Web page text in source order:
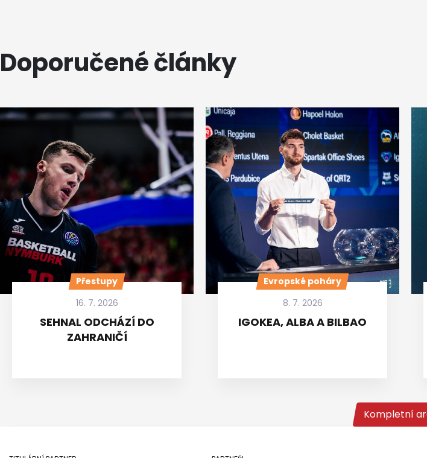
Doporučené články
Přestupy
16. 7. 2026
SEHNAL ODCHÁZÍ DO
ZAHRANIČÍ
Evropské poháry
8. 7. 2026
IGOKEA, ALBA A BILBAO
Kompletní